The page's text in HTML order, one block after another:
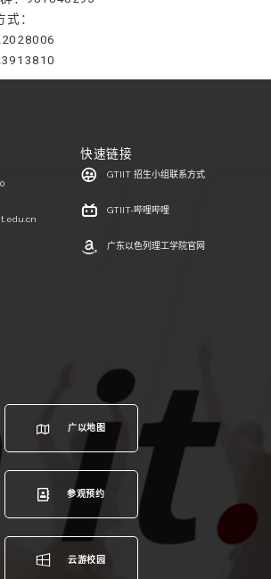
：
快速链接
GTIIT 招生小组联系方式
GTIIT-哔哩哔哩
广东以色列理工学院官网
广以地图
参观预约
云游校园